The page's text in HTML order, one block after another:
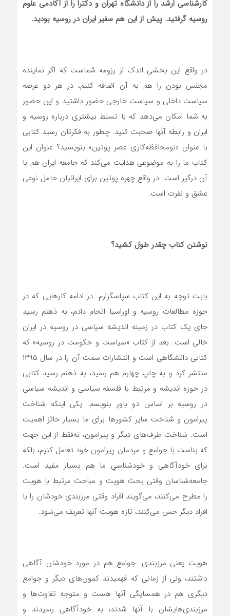
کارشناسی ارشد را از دانشگاه تهران و دکترا را از آکادمی علوم
روسیه گرفتید. پیش از این هم سفیر ایران در روسیه بودید.
در واقع این بخشی اندک از رزومه شما‌ست که اگر نماینده
مجلس ‌بودن را هم به آن اضافه کنیم، در هر دو عرصه‌
سیاست داخلی و سیاست خارجی حضور داشتید و این حضور
به شما امکان می‌دهد که با تسلط بیشتری درباره روسیه و
ایران و رابطه آنها صحبت کنید. چطور به فکرتان رسید کتابی
با عنوان «نومحافظه‌کاری عصر پوتین» بنویسید؟ عنوان این
کتاب ما را به موضوعی هدایت می‌کند که جامعه ایران هم با
آن درگیر است. در واقع چهره پوتین برای ایرانیان حامل نوعی
عشق و نفرت است.
نوشتن کتاب چقدر طول کشید؟
بابت توجه به این کتاب سپاسگزارم. در ادامه کارهایی که در
حوزه مطالعات روسیه و اوراسیا انجام دادم، به ذهنم رسید
جای یک کتاب در زمینه اندیشه سیاسی در روسیه در ایران
خالی است. بعد از کتاب «سیاست و حکومت در روسیه» که
کتابی دانشگاهی است و انتشارات سمت آن را در سال ۱۳۹۵
منتشر کرد و به چاپ چهارم هم رسید، به ذهنم رسید کتابی
در حوزه اندیشه‌ و مرتبط با فلسفه سیاسی و اندیشه سیاسی
در روسیه بر اساس دو باور بنویسم. یکی اینکه شناخت
پیرامون و شناخت سایر کشورها برای ما بسیار حائز اهمیت
است. شناخت طرف‌های دیگر و پیرامون، نه‌فقط از این جهت
که بنا‌ست با جوامع و مردمان پیرامون خود تعامل کنیم، بلکه
برای خودآگاهی و خودشناسیِ ما هم بسیار مفید است.
جامعه‌شناسان وقتی بحث هویت و مباحث مرتبط با هویت
را مطرح می‌کنند، می‌گویند افراد وقتی مرزبندی خودشان را با
افراد دیگر حس می‌کنند، تازه هویت آنها تعریف می‌شود.
هویت یعنی مرزبندی. جوامع هم در مورد خودشان آگاهی
داشتند، ولی از زمانی که فهمیدند کمون‌های دیگر و جوامع
دیگری هم در همسایگی آنها هست و متوجه تفاوت‌ها و
مرزبندی‌هایشان با آنها شدند، به خودآگاهی رسیدند و